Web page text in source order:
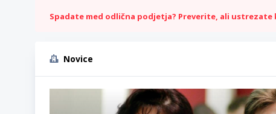
Spadate med odlična podjetja? Preverite, ali
Novice